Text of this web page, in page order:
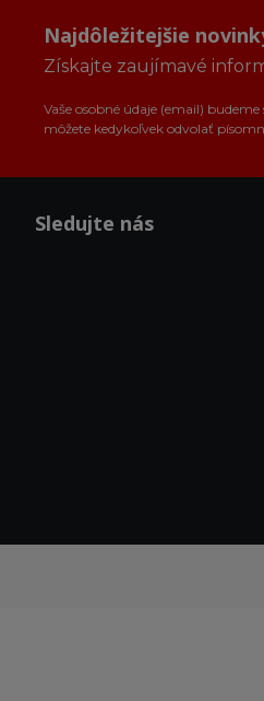
Najdôležitejšie
Získajte zaujímavé
Vaše osobné údaje (email)
môžete kedykoľvek odvolať
Sledujte nás